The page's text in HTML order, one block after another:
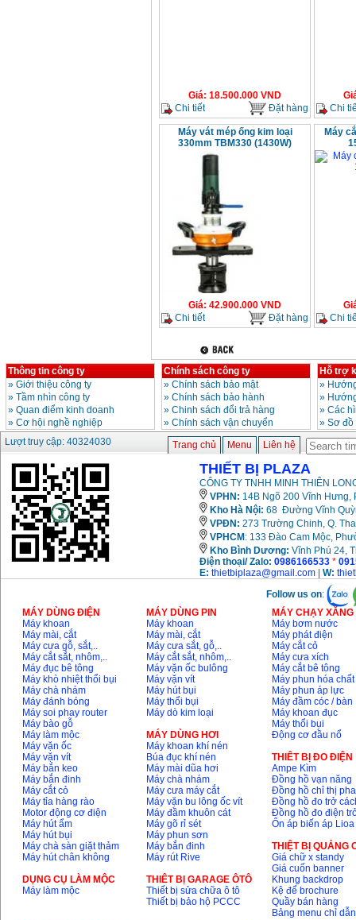
Giá: 18.500.000 VND
Chi tiết
Đặt hàng
Chi
Máy vát mép ống kim loại
330mm TBM330 (1430W)
Giá: 42.900.000 VND
Chi tiết
Đặt hàng
Máy
Chi
Thông tin công ty
» Giới thiệu công ty
» Tầm nhìn công ty
» Quan điểm kinh doanh
» Cơ hội nghề nghiệp
Chính sách công ty
» Chính sách bảo mật
» Chính sách bảo hành
» Chinh sách đổi trả hàng
» Chính sách vận chuyển
Hỗ trợ
»
»
» Các
» Sơ
Lượt truy cập: 40324030
Trang chủ Menu Liên hệ
THIẾT BỊ PLAZA
CÔNG TY TNHH MINH THIÊN
VPHN: 14B Ngõ 200 Vĩnh Hưng,
Kho Hà Nội: 68 Đường Vĩnh
VPĐN: 273 Trường Chinh, Q.
VPHCM : 133 Đào Cam Mộc,
Kho Bình Dương: Vĩnh Phú 24,
Điện thoại/ Zalo: 0986166533 *
E: thietbiplaza@gmail.com W:
Follow us on:
MÁY DÙNG ĐIỆN
Máy khoan
Máy mài, cắt
Máy cưa gỗ, sắt,..
Máy cắt sắt, nhôm,..
Máy đục bê tông
Máy khò nhiệt thổi bụi
Máy chà nhám
Máy đánh bóng
Máy soi phay router
Máy bào gỗ
Máy làm mộc
Máy vặn ốc
Máy vặn vít
Máy bắn keo
Máy bắn đinh
Máy cắt cỏ
Máy tỉa hàng rào
Motor động cơ điện
Máy hút ẩm
Máy hút bụi
Máy chà sàn giặt thảm
Máy hút chân không
DỤNG CỤ LÀM MỘC
Máy làm mộc
MÁY DÙNG PIN
Máy khoan
Máy mài, cắt
Máy cưa sắt, gỗ,..
Máy cắt sắt, nhôm,..
Máy vặn ốc bulông
Máy vặn vít
Máy hút bụi
Máy thổi bụi
Máy dò kim loại
MÁY DÙNG HƠI
Máy khoan khí nén
Búa đục khí nén
Máy mài dũa hơi
Máy chà nhám
Máy cưa máy cắt
Máy vặn bu lông ốc vít
Máy đầm khuôn cát
Máy gõ rỉ sét
Máy phun sơn
Máy bắn đinh
Máy rút Rive
THIÊT BỊ GARAGE ÔTÔ
Thiết bị sửa chữa ô tô
Thiết bị bảo hộ PCCC
MÁY CHẠY
Máy bơm nước
Máy phát điện
Máy cắt cỏ
Máy cưa xích
Máy cắt bê tông
Máy phun hóa chất
Máy phun áp lực
Máy đầm cóc / bàn
Máy khoan đục
Máy thổi bụi
Động cơ đầu nổ
THIÊT BỊ ĐO ĐIỆN
Ampe Kìm
Đồng hồ vạn năng
Đồng hồ chỉ thị pha
Đồng hồ đo trở
Đồng hồ đo điện
Ổn áp biến áp Lioa
THIỆT BỊ QUẢNG
Giá chữ x standy
Giá cuốn banner
Khung backdrop
Kệ để brochure
Quầy bán hàng
Bảng menu chỉ dẫn